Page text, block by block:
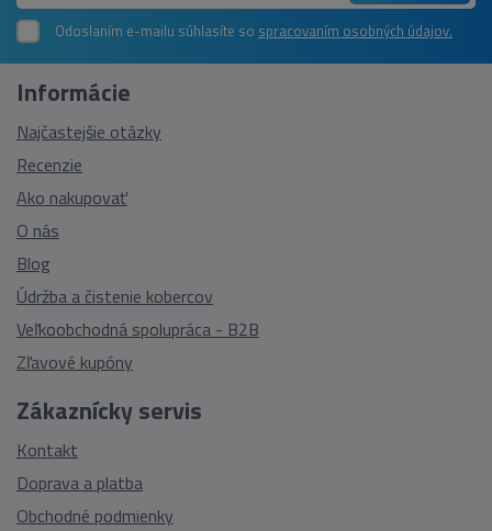
Odoslaním e-mailu súhlasíte so spracovaním osobných údajov.
Zákaznícky servis
Kontakt
Doprava a platba
Obchodné podmienky
Informácie
Najčastejšie otázky
Recenzie
Ako nakupovať
O nás
Blog
Údržba a čistenie kobercov
Veľkoobchodná spolupráca - B2B
Zľavové kupóny